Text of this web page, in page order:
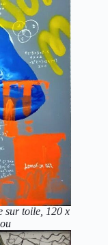
sur toile, 120 x